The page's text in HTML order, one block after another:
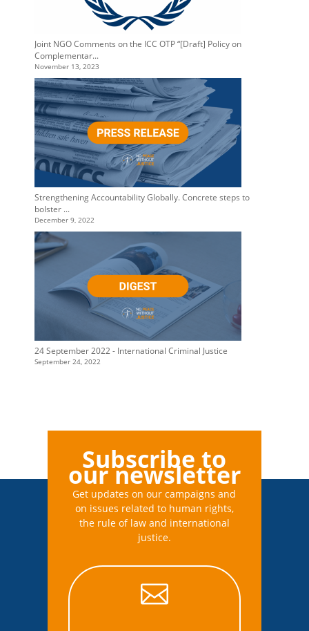
Joint NGO Comments on the ICC OTP “[Draft] Policy on
Complementar...
November 13, 2023
Strengthening Accountability Globally. Concrete steps to
bolster ...
December 9, 2022
24 September 2022 - International Criminal Justice
September 24, 2022
Subscribe to
our newsletter
Get updates on our campaigns and
on issues related to human rights,
the rule of law and international
justice.
